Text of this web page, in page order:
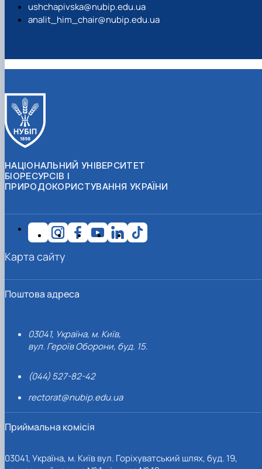
ushchapivska@nubip.edu.ua
analit_him_chair@nubip.edu.ua
НАЦІОНАЛЬНИЙ УНІВЕРСИТЕТ
БІОРЕСУРСІВ І
ПРИРОДОКОРИСТУВАННЯ УКРАЇНИ
Поштова адреса
03041, Україна, м. Київ,
вул. Героїв Оборони, буд. 15.
(044) 527-82-42
rectorat@nubip.edu.ua
Приймальна комісія
03041, Україна, м. Київ вул. Горіхуватський шлях, буд. 19,
Карта сайту